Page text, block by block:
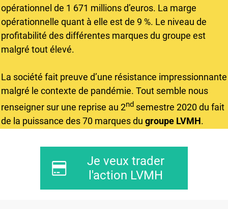
opérationnel de 1 671 millions d’euros. La marge
opérationnelle quant à elle est de 9 %. Le niveau de
profitabilité des différentes marques du groupe est
malgré tout élevé.
La société fait preuve d’une résistance impressionnante
malgré le contexte de pandémie. Tout semble nous
renseigner sur une reprise au 2nd semestre 2020 du fait
de la puissance des 70 marques du groupe LVMH.
Je veux trader
l'action LVMH